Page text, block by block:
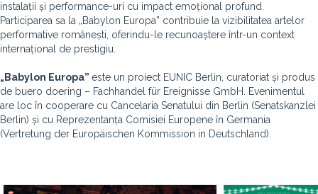
instalații și performance-uri cu impact emoțional profund.
Participarea sa la „Babylon Europa” contribuie la vizibilitatea artelor
performative românești, oferindu-le recunoaștere într-un context
internațional de prestigiu.
„Babylon Europa” este un proiect EUNIC Berlin, curatoriat și produs
de buero doering – Fachhandel für Ereignisse GmbH. Evenimentul
are loc în cooperare cu Cancelaria Senatului din Berlin (Senatskanzlei
Berlin) și cu Reprezentanța Comisiei Europene în Germania
(Vertretung der Europäischen Kommission in Deutschland).